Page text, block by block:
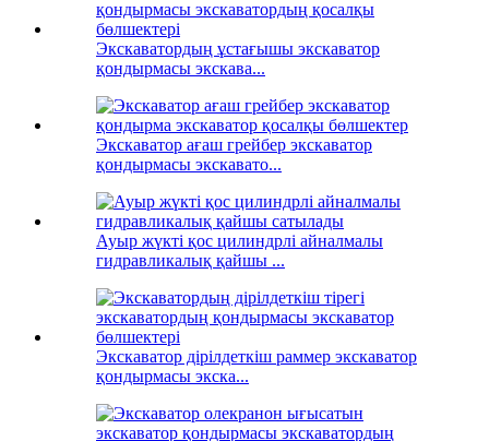
Экскаватордың ұстағышы экскаватор
қондырмасы экскава...
Экскаватор ағаш грейбер экскаватор
қондырмасы экскавато...
Ауыр жүкті қос цилиндрлі айналмалы
гидравликалық қайшы ...
Экскаватор дірілдеткіш раммер экскаватор
қондырмасы экска...